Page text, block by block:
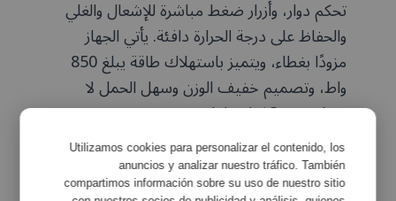
تحكم دوار، وأزرار ضغط مباشرة للإشعال والغلي
والحفاظ على درجة الحرارة دافئة. يأتي الجهاز
مزودًا بغطاء، ويتميز باستهلاك طاقة يبلغ 850
واط، وتصميم خفيف الوزن وسهل الحمل لا
يتجاوز وزنه 3 كيلوغرامات.
Utilizamos cookies para personalizar el contenido, los
anuncios y analizar nuestro tráfico. También
compartimos información sobre su uso de nuestro sitio